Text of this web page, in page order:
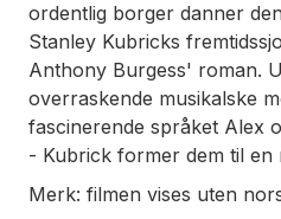
ordentlig borger danner
Stanley Kubricks
Anthony Burgess' roman.
overraskende musikalske
fascinerende språket Alex
- Kubrick former dem til en
Merk: filmen vises uten